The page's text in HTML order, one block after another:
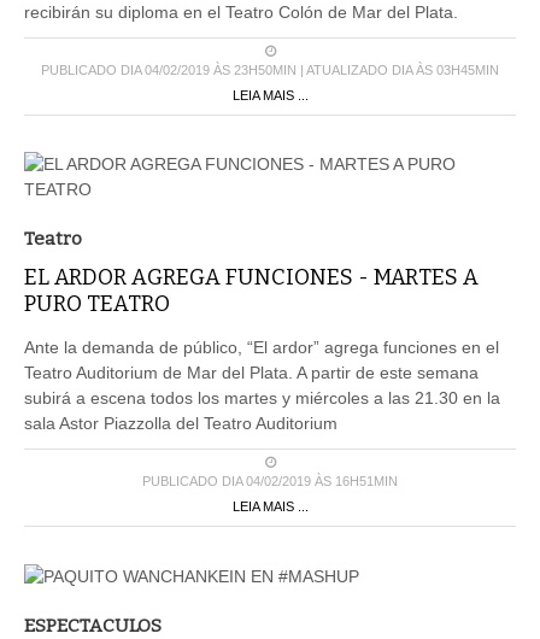
recibirán su diploma en el Teatro Colón de Mar del Plata.
PUBLICADO DIA 04/02/2019 ÀS 23H50MIN | ATUALIZADO DIA ÀS 03H45MIN
LEIA MAIS ...
Teatro
EL ARDOR AGREGA FUNCIONES - MARTES A
PURO TEATRO
Ante la demanda de público, “El ardor” agrega funciones en el
Teatro Auditorium de Mar del Plata. A partir de este semana
subirá a escena todos los martes y miércoles a las 21.30 en la
sala Astor Piazzolla del Teatro Auditorium
PUBLICADO DIA 04/02/2019 ÀS 16H51MIN
LEIA MAIS ...
ESPECTACULOS